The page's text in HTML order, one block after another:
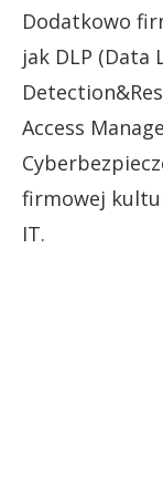
Dodatkowo
jak DLP (Data
Access
firmowej
IT.